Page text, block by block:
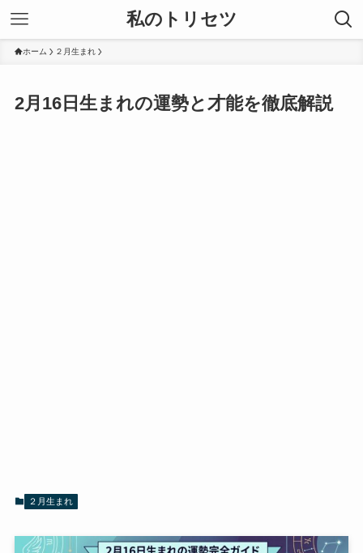
私のトリセツ
ホーム ２月生まれ
2月16日生まれの運勢と才能を徹底解説
２月生まれ